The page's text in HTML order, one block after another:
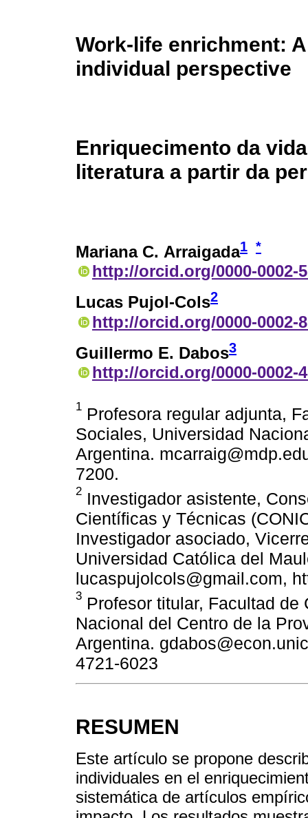
Work-life enrichment:
individual perspective
Enriquecimento da
literatura a partir da
Mariana C. Arraigada1 *
http://orcid.org/0000-0002-
Lucas Pujol-Cols2
http://orcid.org/0000-0002-
Guillermo E. Dabos3
http://orcid.org/0000-0002-
1 Profesora regular adjunta,
Sociales, Universidad
Argentina.
7200.
2 Investigador asistente,
Científicas y Técnicas
Investigador asociado,
Universidad Católica del
lucaspujolcols@gmail.com,
3 Profesor titular, Facultad
Nacional del Centro de la
Argentina.
4721-6023
RESUMEN
Este artículo se propone
individuales en el
sistemática de artículos